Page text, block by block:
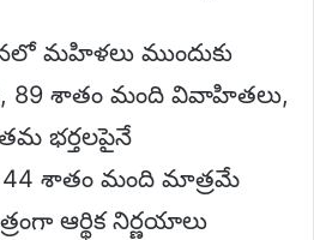
మహిళలు ముందుకు
89 శాతం మంది వివాహితలు,
భర్తలపైనే
44 శాతం మంది మాత్రమే
ఆర్థిక నిర్ణయాలు